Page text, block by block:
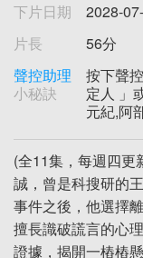
下片日期
2028-
片長
56分
聲控助理
小秘訣
按下聲
定人 」
元紀,阿
(全11集，每週四更
誠，曾是科搜研的
事件之後，他選擇
擅長識破謊言的心
證據，揭開一樁樁懸